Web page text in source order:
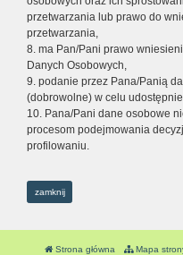
przetwarzania lub prawo do
przetwarzania,
8. ma Pan/Pani prawo
Danych Osobowych,
9. podanie przez Pana/Panią
(dobrowolne) w celu
10. Pana/Pani dane osobowe
procesom podejmowania
profilowaniu.
zamknij
Strona główna Mapa